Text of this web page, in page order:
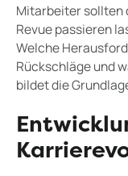
Mitarbeiter sollten
Revue passieren
Welche
Rückschläge und
bildet die